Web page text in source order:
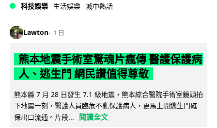
科技娛樂 生活娛樂 城中熱話
Lawton 1 日
熊本地震手術室驚魂片瘋傳 醫護保護病
人、逃生門 網民讚值得尊敬
熊本縣 7 月 28 日發生 7.1 級地震，熊本綜合醫院手術室鏡頭拍
下地震一刻，醫護人員臨危不亂保護病人，更馬上開逃生門確
保出口流通。片段...
閱讀全文